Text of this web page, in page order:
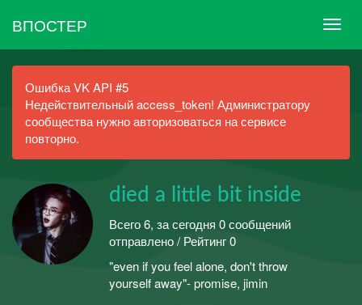
ВПОСТЕР
Ошибка VK API #5
Недействительный access_token! Администратору
сообщества нужно авторизоваться на сервисе
повторно.
died a little bit inside
Всего 6, за сегодня 0 сообщений
отправлено / Рейтинг 0
"even if you feel alone, don't throw
yourself away"- promise, jimin